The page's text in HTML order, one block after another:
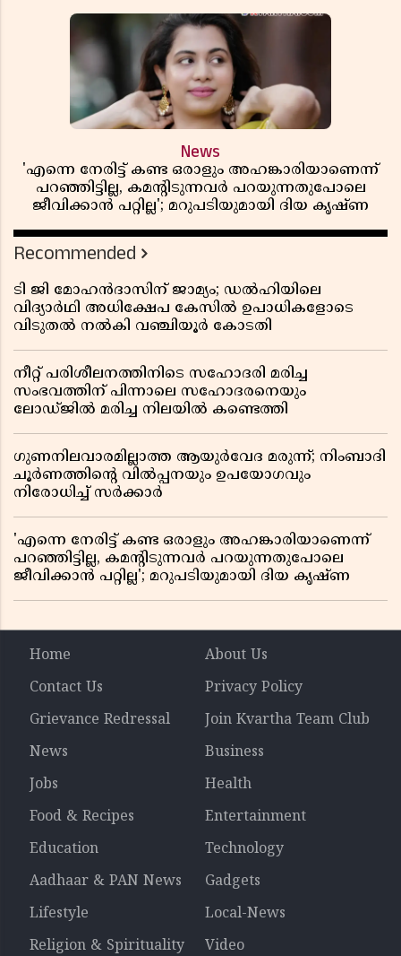
News
'എന്നെ നേരിട്ട് കണ്ട ഒരാളും അഹങ്കാരിയാണെന്ന്
പറഞ്ഞിട്ടില്ല, കമൻ്റിടുന്നവർ പറയുന്നതുപോലെ
ജീവിക്കാൻ പറ്റില്ല'; മറുപടിയുമായി ദിയ കൃഷ്ണ
Recommended
ടി ജി മോഹൻദാസിന് ജാമ്യം; ഡൽഹിയിലെ
വിദ്യാർഥി അധിക്ഷേപ കേസിൽ ഉപാധികളോടെ
വിടുതൽ നൽകി വഞ്ചിയൂർ കോടതി
നീറ്റ് പരിശീലനത്തിനിടെ സഹോദരി മരിച്ച
സംഭവത്തിന് പിന്നാലെ സഹോദരനെയും
ലോഡ്ജിൽ മരിച്ച നിലയിൽ കണ്ടെത്തി
ഗുണനിലവാരമില്ലാത്ത ആയുർവേദ മരുന്ന്; നിംബാദി
ചൂർണത്തിൻ്റെ വിൽപ്പനയും ഉപയോഗവും
നിരോധിച്ച് സർക്കാർ
'എന്നെ നേരിട്ട് കണ്ട ഒരാളും അഹങ്കാരിയാണെന്ന്
പറഞ്ഞിട്ടില്ല, കമൻ്റിടുന്നവർ പറയുന്നതുപോലെ
ജീവിക്കാൻ പറ്റില്ല'; മറുപടിയുമായി ദിയ കൃഷ്ണ
Home
About Us
Contact Us
Privacy Policy
Grievance Redressal
Join Kvartha Team Club
News
Business
Jobs
Health
Food & Recipes
Entertainment
Education
Technology
Aadhaar & PAN News
Gadgets
Lifestyle
Local-News
Religion & Spirituality
Video